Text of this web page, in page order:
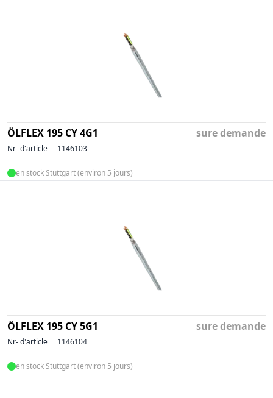
ÖLFLEX 195 CY 4G1 sure demande
Nr- d'article 1146103
en stock Stuttgart (environ 5 jours)
ÖLFLEX 195 CY 5G1 sure demande
Nr- d'article 1146104
en stock Stuttgart (environ 5 jours)